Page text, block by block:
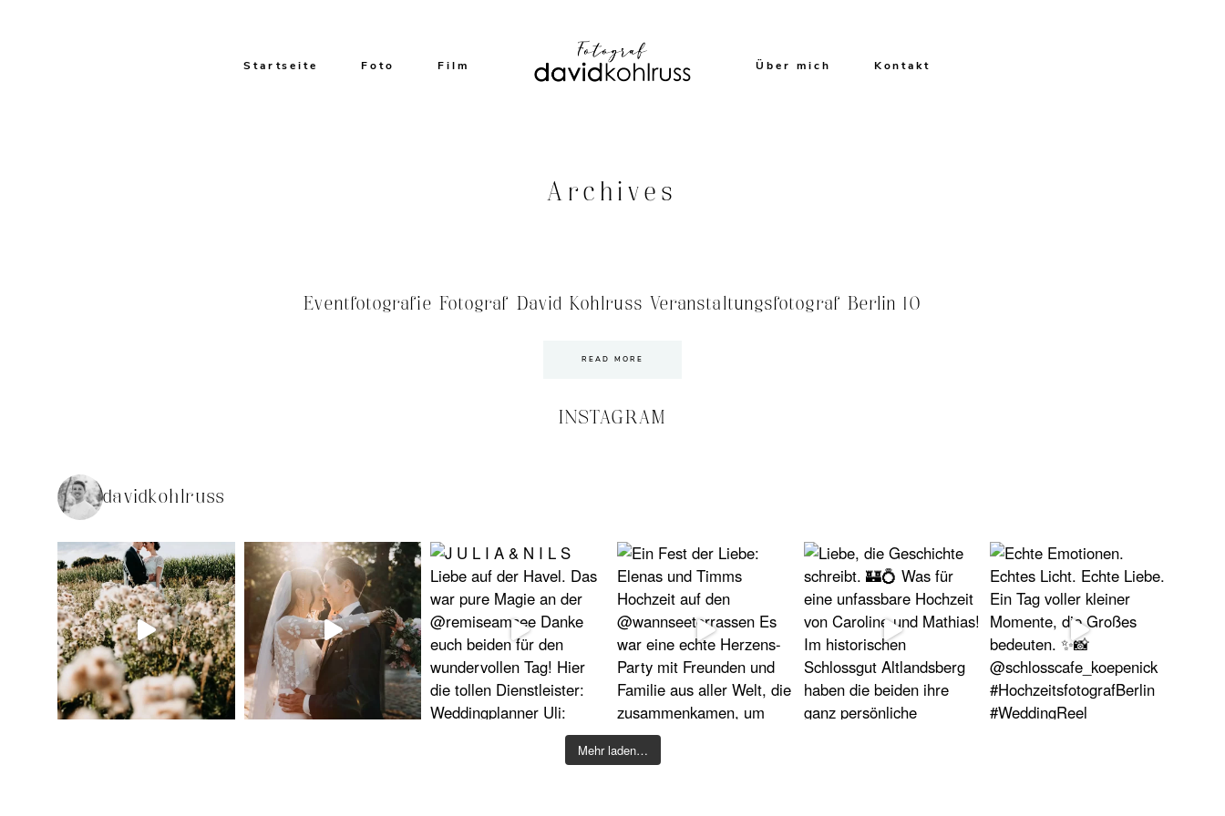
Startseite Foto Film Über mich Kontakt
Archives
Eventfotografie Fotograf David Kohlruss Veranstaltungsfotograf Berlin 10
READ MORE
INSTAGRAM
davidkohlruss
Mehr laden…